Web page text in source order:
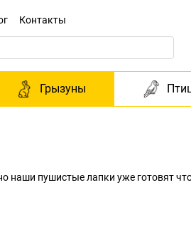
Контакты
Грызуны
наши пушистые лапки уже готовят